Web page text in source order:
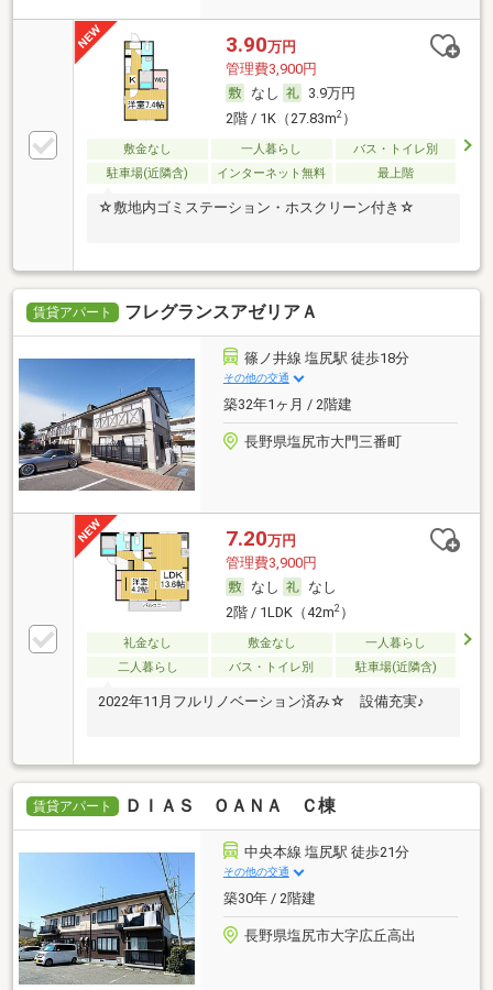
3.90万円
管理費3,900円
なし
3.9万円
2階 / 1K（27.83m2）
敷金なし 一人暮らし
バス・トイレ別
駐車場(近隣含)
インターネット無料 最上階
☆敷地内ゴミステーション・ホスクリーン付き☆
賃貸アパート フレグランスアゼリアＡ
篠ノ井線 塩尻駅 徒歩18分
その他の交通
築32年1ヶ月 / 2階建
長野県塩尻市大門三番町
7.20万円
管理費3,900円
なし
なし
2階 / 1LDK（42m2）
礼金なし 敷金なし
一人暮らし
二人暮らし
バス・トイレ別 駐車場(近隣含)
2022年11月フルリノベーション済み☆ 設備充実♪
賃貸アパート ＤＩＡＳ ＯＡＮＡ Ｃ棟
中央本線 塩尻駅 徒歩21分
その他の交通
築30年 / 2階建
長野県塩尻市大字広丘高出